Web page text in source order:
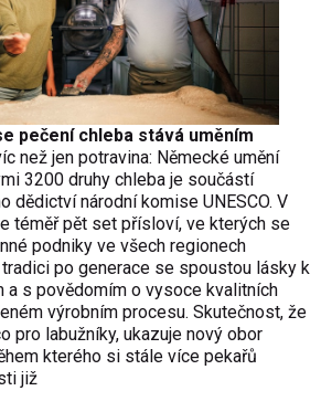
pečení chleba stává uměním
než jen potravina: Německé umění
3200 druhy chleba je součástí
dědictví národní komise UNESCO. V
téměř pět set přísloví, ve kterých se
podniky ve všech regionech
po generace se spoustou lásky k
a s povědomím o vysoce kvalitních
výrobním procesu. Skutečnost, že
pro labužníky, ukazuje nový obor
kterého si stále více pekařů
již